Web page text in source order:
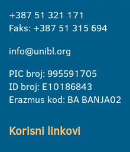
+387 51 321 171
Faks: +387 51 315 694
info@unibl.org
PIC broj: 995591705
ID broj: E10186843
Erazmus kod: BA BANJA02
Korisni linkovi